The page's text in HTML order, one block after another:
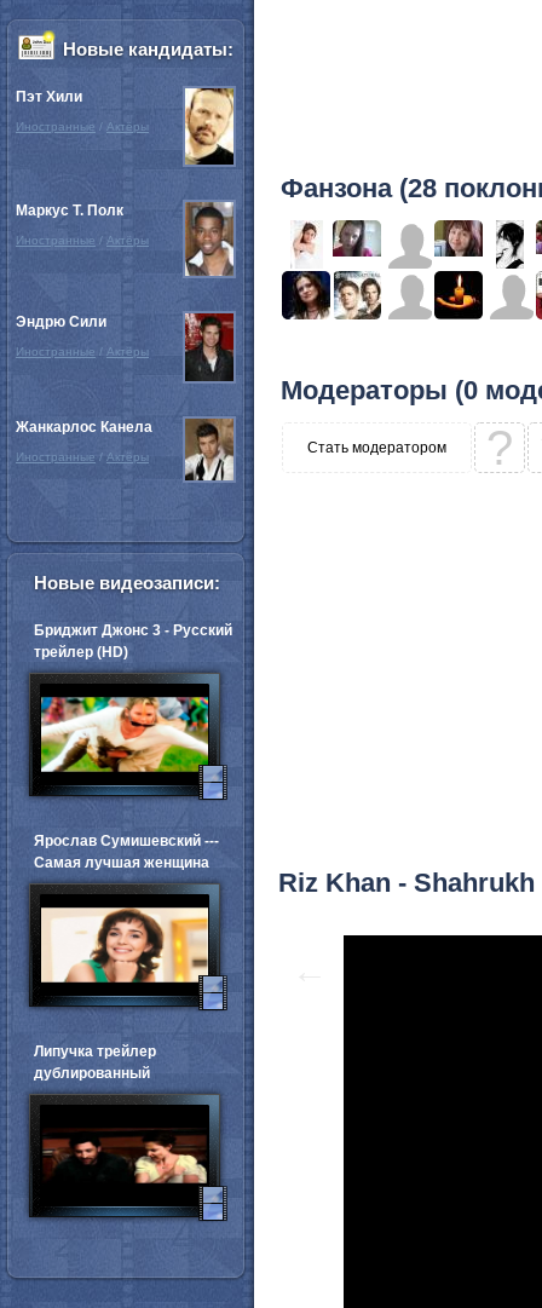
Фанзона (28
Модераторы (0
Стать модератором ?
Riz Khan -
Новые кандидаты:
Пэт Хили
Иностранные / Актёры
Маркус Т. Полк
Иностранные / Актёры
Эндрю Сили
Иностранные / Актёры
Жанкарлос Канела
Иностранные / Актёры
Новые видеозаписи:
Бриджит Джонс 3 - Русский
трейлер (HD)
Ярослав Сумишевский ---
Самая лучшая женщина
Липучка трейлер
дублированный